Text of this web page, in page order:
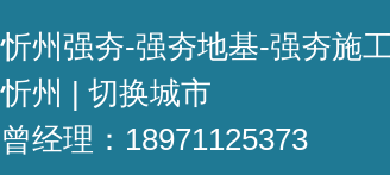
忻州强夯-强夯地基-强夯施
忻州 | 切换城市
曾经理：18971125373